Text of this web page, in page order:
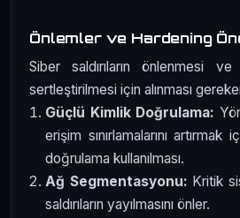
Önlemler ve Hardening
Siber saldırıların önlenmesi
sertleştirilmesi için alınması
Güçlü Kimlik Doğrulama:
erişim sınırlamalarını
doğrulama kullanılması.
Ağ Segmentasyonu: Kritik
saldırıların yayılmasını önler.